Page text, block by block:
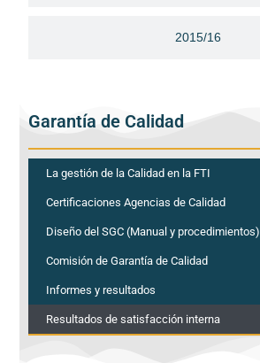
2015/16
Garantía de Calidad
La gestión de la Calidad en la FTI
Certificaciones Agencias de Calidad
Diseño del SGC (Manual y procedimientos)
Comisión de Garantía de Calidad
Informes y resultados
Resultados de satisfacción interna